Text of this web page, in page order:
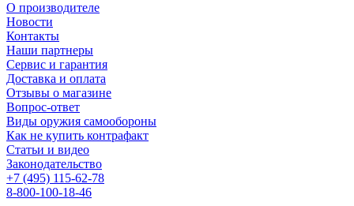
О производителе
Новости
Контакты
Наши партнеры
Сервис и гарантия
Доставка и оплата
Отзывы о магазине
Вопрос-ответ
Виды оружия самообороны
Как не купить контрафакт
Статьи и видео
Законодательство
+7 (495) 115-62-78
8-800-100-18-46